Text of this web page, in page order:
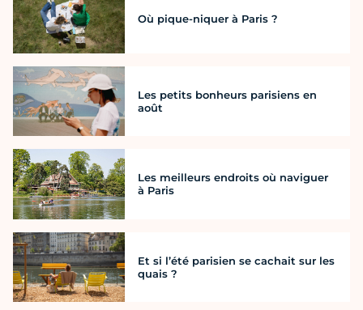
Où pique-niquer à Paris ?
Les petits bonheurs parisiens en
août
Les meilleurs endroits où naviguer
à Paris
Et si l’été parisien se cachait sur les
quais ?